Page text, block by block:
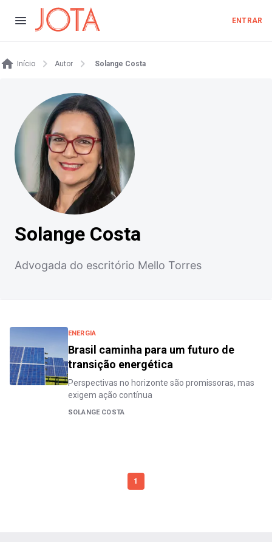
ENTRAR
Início Autor Solange Costa
Solange Costa
Advogada do escritório Mello Torres
ENERGIA
Brasil caminha para um futuro de
transição energética
Perspectivas no horizonte são promissoras, mas
exigem ação contínua
SOLANGE COSTA
1